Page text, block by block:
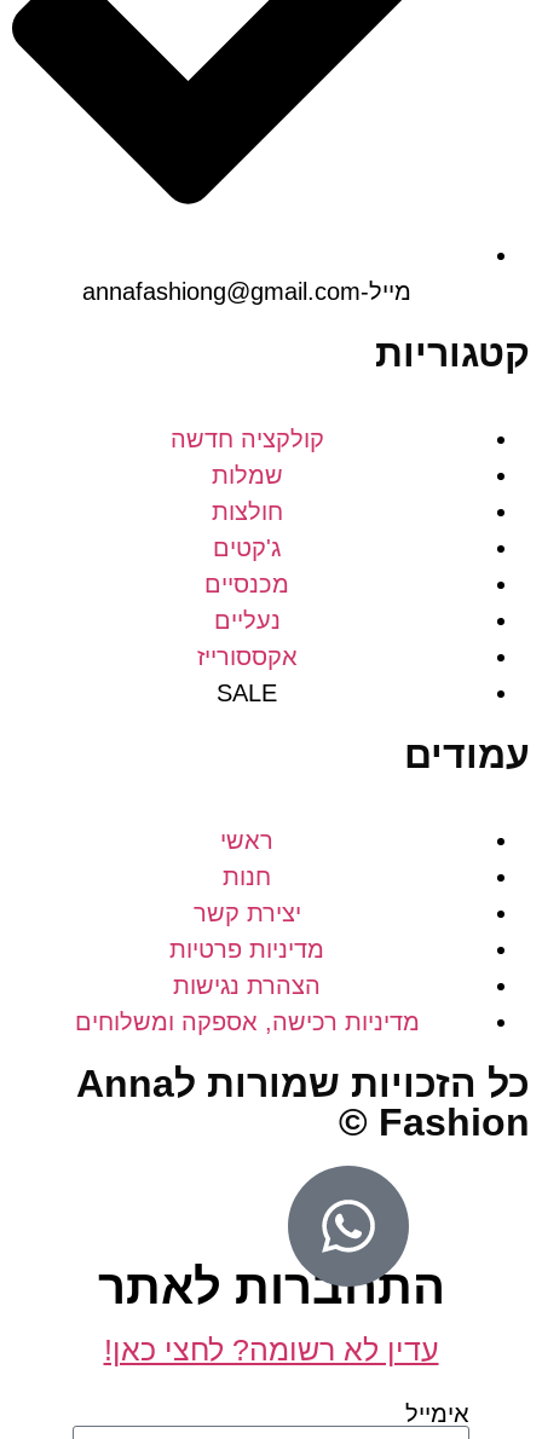
קולקציה חדשה
שמלות
חולצות
ג'קטים
מכנסיים
נעליים
אקססורייז
יצירת קשר
מדיניות פרטיות
הצהרת נגישות
מדיניות רכישה, אספקה ומשלוחים
כל הזכויות שמורות לAnna
התחברות לאתר
עדין לא רשומה? לחצי כאן!
אימייל